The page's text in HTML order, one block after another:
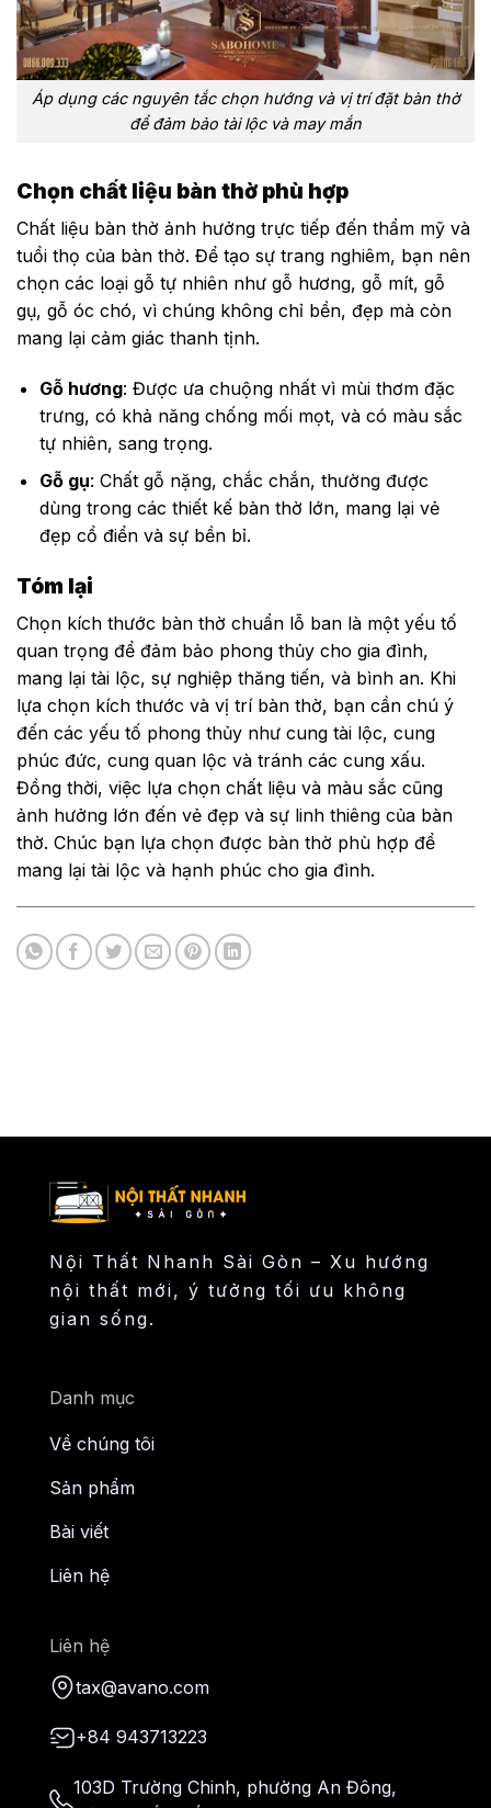
Áp dụng các nguyên tắc chọn hướng và vị trí đặt bàn thờ
để đảm bảo tài lộc và may mắn
Chọn chất liệu bàn thờ phù hợp
Chất liệu bàn thờ ảnh hưởng trực tiếp đến thẩm mỹ và
tuổi thọ của bàn thờ. Để tạo sự trang nghiêm, bạn nên
chọn các loại gỗ tự nhiên như gỗ hương, gỗ mít, gỗ
gụ, gỗ óc chó, vì chúng không chỉ bền, đẹp mà còn
mang lại cảm giác thanh tịnh.
Gỗ hương: Được ưa chuộng nhất vì mùi thơm đặc
trưng, có khả năng chống mối mọt, và có màu sắc
tự nhiên, sang trọng.
Gỗ gụ: Chất gỗ nặng, chắc chắn, thường được
dùng trong các thiết kế bàn thờ lớn, mang lại vẻ
đẹp cổ điển và sự bền bỉ.
Tóm lại
Chọn kích thước bàn thờ chuẩn lỗ ban là một yếu tố
quan trọng để đảm bảo phong thủy cho gia đình,
mang lại tài lộc, sự nghiệp thăng tiến, và bình an. Khi
lựa chọn kích thước và vị trí bàn thờ, bạn cần chú ý
đến các yếu tố phong thủy như cung tài lộc, cung
phúc đức, cung quan lộc và tránh các cung xấu.
Đồng thời, việc lựa chọn chất liệu và màu sắc cũng
ảnh hưởng lớn đến vẻ đẹp và sự linh thiêng của bàn
thờ. Chúc bạn lựa chọn được bàn thờ phù hợp để
mang lại tài lộc và hạnh phúc cho gia đình.
Nội Thất Nhanh Sài Gòn – Xu hướng
nội thất mới, ý tưởng tối ưu không
gian sống.
Danh mục
Về chúng tôi
Sản phẩm
Bài viết
Liên hệ
Liên hệ
tax@avano.com
+84 943713223
103D Trường Chinh, phường An Đông,